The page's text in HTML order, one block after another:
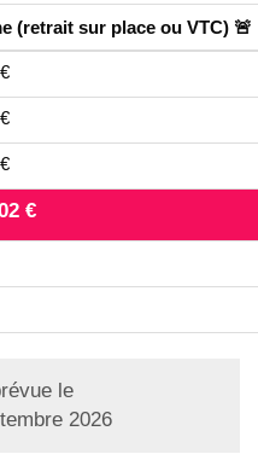
(retrait sur place ou VTC) 🚨
€
le
2026